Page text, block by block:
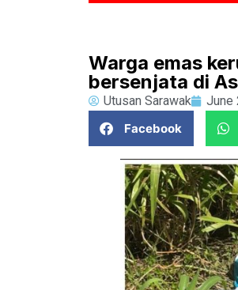
Warga emas
bersenjata di
Utusan Sarawak June
Facebook